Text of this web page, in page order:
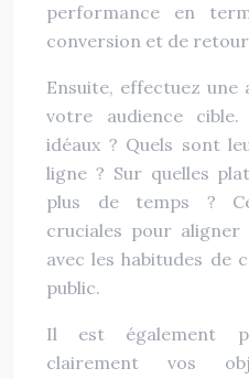
performance en
conversion et de
Ensuite, effectuez une
votre audience
idéaux ? Quels sont
ligne ? Sur quelles
plus de temps ?
cruciales pour
avec les habitudes de
public.
Il est également
clairement vos